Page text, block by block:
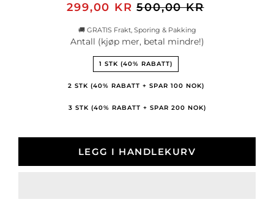
299,00 KRVanlig
500,00 KR
🚚 GRATIS Frakt, Sporing & Pakking
Antall (kjøp mer, betal mindre!)
1 STK (40% RABATT)
2 STK (40% RABATT + SPAR 100 NOK)
3 STK (40% RABATT + SPAR 200 NOK)
LEGG I HANDLEKURV